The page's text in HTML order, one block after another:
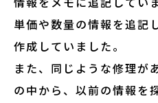
単価や数量の情報を追記
作成していました。
また、同じような修理が
の中から、以前の情報を